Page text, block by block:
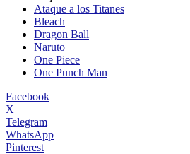
Ataque a los Titanes
Bleach
Dragon Ball
Naruto
One Piece
One Punch Man
Facebook
X
Telegram
WhatsApp
Pinterest